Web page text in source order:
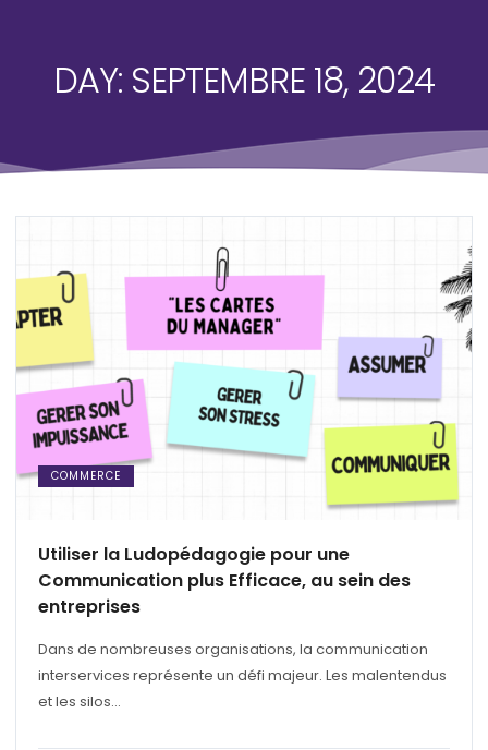
DAY: SEPTEMBRE 18, 2024
COMMERCE
Utiliser la Ludopédagogie pour une
Communication plus Efficace, au sein des
entreprises
Dans de nombreuses organisations, la communication
interservices représente un défi majeur. Les malentendus
et les silos...